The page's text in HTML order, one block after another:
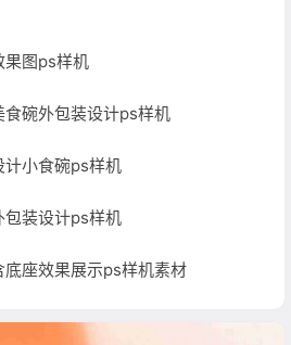
果图ps样机
食碗外包装设计ps样机
计小食碗ps样机
包装设计ps样机
底座效果展示ps样机素材